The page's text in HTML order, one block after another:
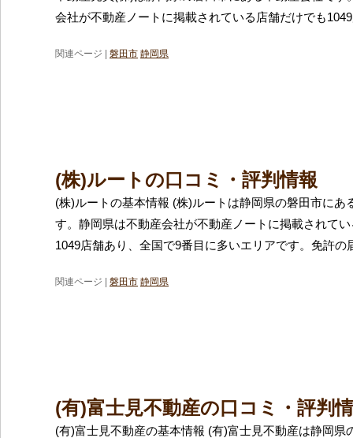
会社が不動産ノートに掲載されている店舗だけでも
関連ページ | 磐田市 静岡県
(株)ルートの口コミ・評判情報
(株)ルートの基本情報 (株)ルートは静岡県の磐田市にあ
す。静岡県は不動産会社が不動産ノートに掲載されて
1049店舗あり、全国で9番目に多いエリアです。免許の
関連ページ | 磐田市 静岡県
(有)富士見不動産の口コミ・評判
(有)富士見不動産の基本情報 (有)富士見不動産は静岡県